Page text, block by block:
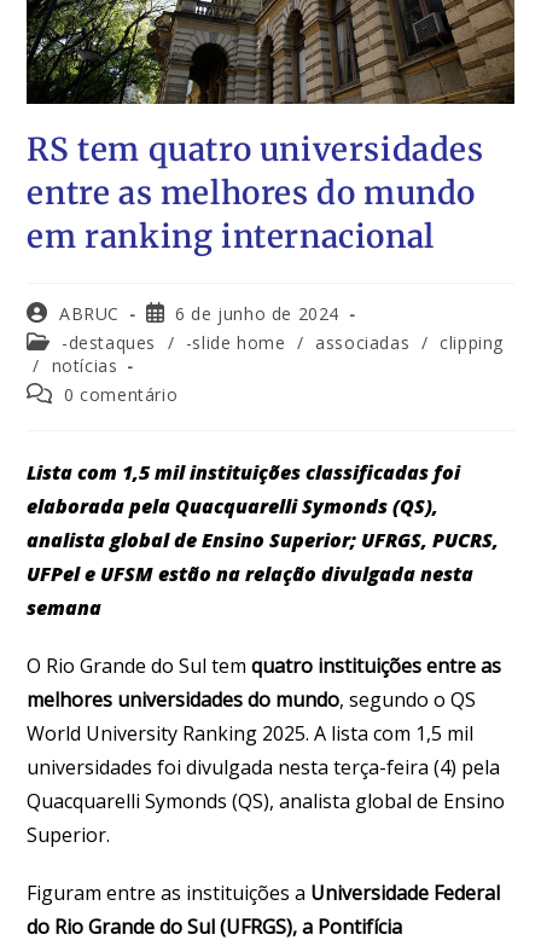
RS tem quatro universidades
entre as melhores do mundo
em ranking internacional
ABRUC
6 de junho de 2024
-destaques
/ -slide home / associadas / clipping
/ notícias
0 comentário
Lista com 1,5 mil instituições classificadas foi
elaborada pela Quacquarelli Symonds (QS),
analista global de Ensino Superior; UFRGS, PUCRS,
UFPel e UFSM estão na relação divulgada nesta
semana
O Rio Grande do Sul temquatro instituições entre as
melhores universidades do mundo, segundo o QS
World University Ranking 2025. A lista com 1,5 mil
universidades foi divulgada nesta terça-feira (4) pela
Quacquarelli Symonds (QS), analista global de Ensino
Superior.
Figuram entre as instituições a Universidade Federal
do Rio Grande do Sul (UFRGS), a Pontifícia